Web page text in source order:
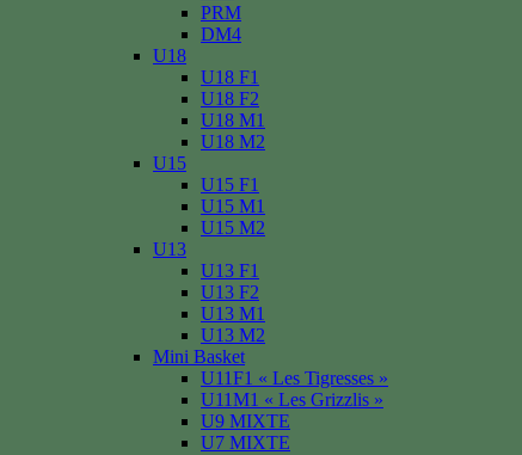
PRM
DM4
U18
U18 F1
U18 F2
U18 M1
U18 M2
U15
U15 F1
U15 M1
U15 M2
U13
U13 F1
U13 F2
U13 M1
U13 M2
Mini Basket
U11F1 « Les Tigresses »
U11M1 « Les Grizzlis »
U9 MIXTE
U7 MIXTE